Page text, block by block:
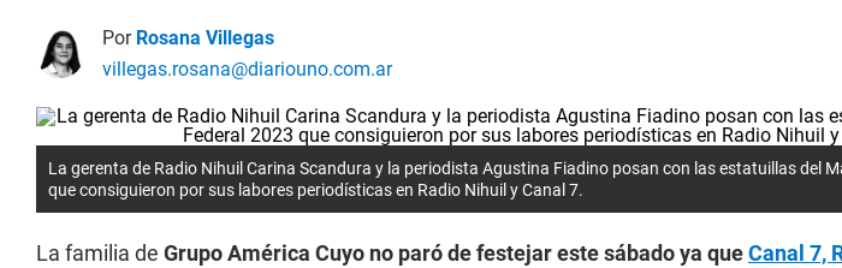
Por Rosana Villegas
villegas.rosana@diariouno.com.ar
La gerenta de Radio Nihuil Carina Scandura y la periodista Agustina Fiadino posan con las estatuillas del
que consiguieron por sus labores periodísticas en Radio Nihuil y Canal 7.
La familia de Grupo América Cuyo no paró de festejar este sábado ya queCanal 7,